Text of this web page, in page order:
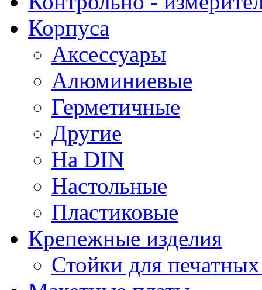
Корпуса
Аксессуары
Алюминиевые
Герметичные
Другие
На DIN
Настольные
Пластиковые
Крепежные изделия
Стойки для